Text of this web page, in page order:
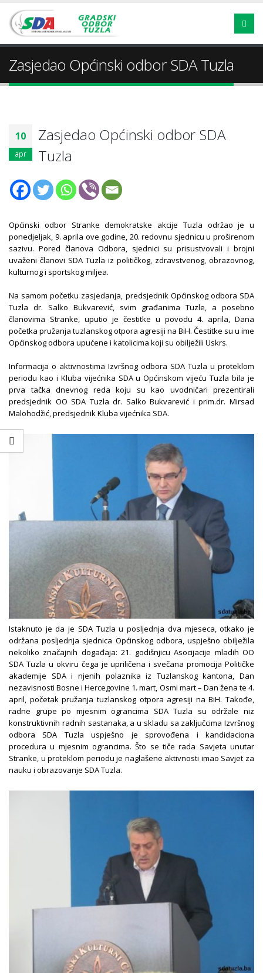
Zasjedao Općinski odbor SDA Tuzla
10
apr
Zasjedao Općinski odbor SDA
Tuzla
Općinski odbor Stranke demokratske akcije Tuzla održao je u
ponedjeljak, 9. aprila ove godine, 20. redovnu sjednicu u proširenom
sazivu. Pored članova Odbora, sjednici su prisustvovali i brojni
uvaženi članovi SDA Tuzla iz političkog, zdravstvenog, obrazovnog,
kulturnog i sportskog miljea.
Na samom početku zasjedanja, predsjednik Općinskog odbora SDA
Tuzla dr. Salko Bukvarević, svim građanima Tuzle, a posebno
članovima Stranke, uputio je čestitke u povodu 4. aprila, Dana
početka pružanja tuzlanskog otpora agresiji na BiH. Čestitke su u ime
Općinskog odbora upućene i katolicima koji su obilježili Uskrs.
Informacija o aktivnostima Izvršnog odbora SDA Tuzla u proteklom
periodu kao i Kluba vijećnika SDA u Općinskom vijeću Tuzla bila je
prva tačka dnevnog reda koju su kao uvodničari prezentirali
predsjednik OO SDA Tuzla dr. Salko Bukvarević i prim.dr. Mirsad
Malohodžić, predsjednik Kluba vijećnika SDA.
Istaknuto je da je SDA Tuzla u posljednja dva mjeseca, otkako je
održana posljednja sjednica Općinskog odbora, uspješno obilježila
nekoliko značajnih događaja: 21. godišnjicu Asocijacije mladih OO
SDA Tuzla u okviru čega je upriličena i svečana promocija Političke
akademije SDA i njenih polaznika iz Tuzlanskog kantona, Dan
nezavisnosti Bosne i Hercegovine 1. mart, Osmi mart – Dan žena te 4.
april, početak pružanja tuzlanskog otpora agresiji na BiH. Takođe,
radne grupe po mjesnim ograncima SDA Tuzla su održale niz
konstruktivnih radnih sastanaka, a u skladu sa zaključcima Izvršnog
odbora SDA Tuzla uspješno je sprovođena i kandidaciona
procedura u mjesnim ograncima. Što se tiče rada Savjeta unutar
Stranke, u proteklom periodu je naglašene aktivnosti imao Savjet za
nauku i obrazovanje SDA Tuzla.